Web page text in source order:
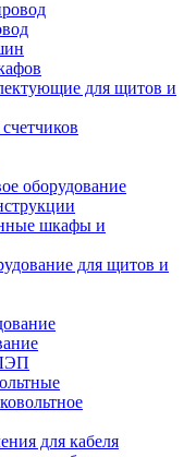
для щитов и
оборудование
шкафы и
для щитов и